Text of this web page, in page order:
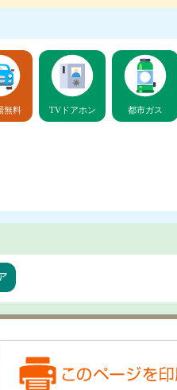
無料 TVドアホン 都市ガス